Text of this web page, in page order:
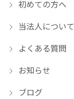
初めての方へ
当法人について
よくある質問
お知らせ
ブログ